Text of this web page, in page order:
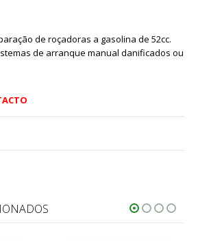
de roçadoras a gasolina de 52cc.
de arranque manual danificados ou